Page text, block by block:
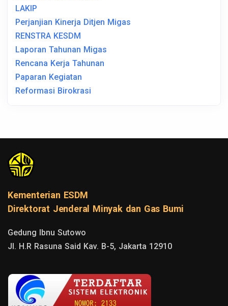
LAKIP
Perjanjian Kinerja Ditjen Migas
RENSTRA KESDM
Laporan Tahunan Migas
Rencana Kerja Tahunan
Paparan Kegiatan
Reformasi Birokrasi
Kementerian ESDM
Direktorat Jenderal Minyak dan Gas Bumi
Gedung Ibnu Sutowo
Jl. H.R Rasuna Said Kav. B-5, Jakarta 12910